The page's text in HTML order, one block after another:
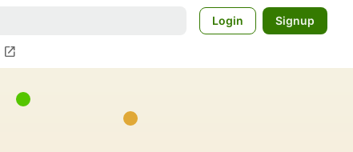
Login Signup
open_in_new